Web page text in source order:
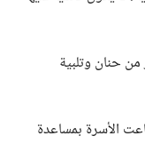
من حنان وتلبية
الأسرة بمساعدة